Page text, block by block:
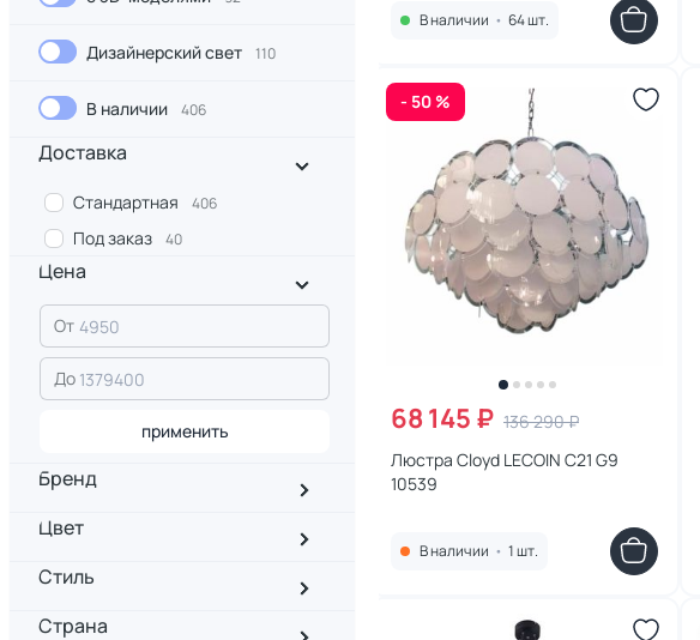
Дизайнерский свет 110
В наличии 406
Доставка
Стандартная 406
Под заказ 40
Цена
От
До
применить
Бренд
Цвет
Стиль
Страна
В наличии • 64 шт.
- 50 %
68 145 ₽ 136 290 ₽
Люстра Cloyd LECOIN C21 G9
10539
В наличии • 1 шт.